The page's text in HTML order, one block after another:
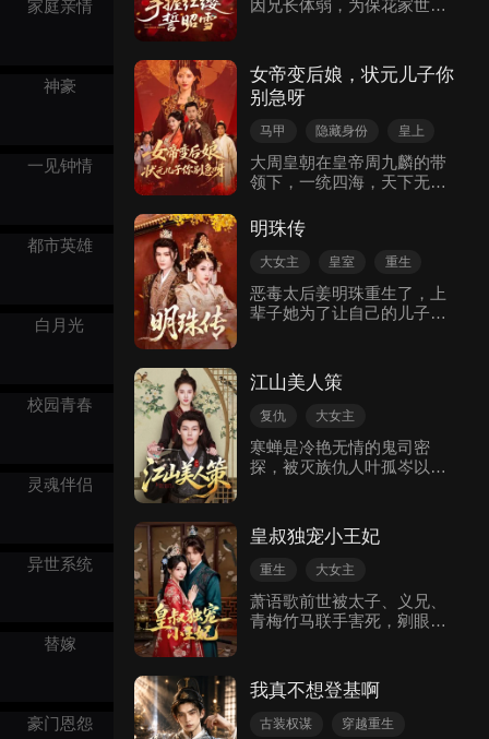
家庭亲情
神豪
一见钟情
都市英雄
白月光
校园青春
灵魂伴侣
异世系统
替嫁
豪门恩怨
古代言情
因兄长体弱，为保花家世袭
封将军之际，却遭兄长抢
功，被逼嫁人，含冤而死，
女主意外重生，成为当朝公
主，手持红缨抢，开启复仇
之旅。
女帝变后娘，状元儿子你
别急呀
马甲 隐藏身份
皇上
皇室
古装权谋
一夜情
追夫
大周皇朝在皇帝周九麟的带
领下，一统四海，天下无
国尽数称臣，周九麟被誉为
天可汗，然而周九麟却因为
醉心权势，忽略皇后，导致
权势，放下一切，带着儿子
归隐田园，不巧这一天，奉
发生一夜情，周九麟平静的
生活被打破。
明珠传
大女主 皇室
重生
宫斗
古装权谋
恶毒太后姜明珠重生了，上
辈子她为了让自己的儿子上
产，暗害小太子，每一次算
计，都是用自己生命把继子
的脑袋按在地上摩擦。 而她
儿，却在事败之时，背刺了
她，上辈子累死累活，这么
个悠闲太后。
江山美人策
复仇
大女主
古装权谋
寒蝉是冷艳无情的鬼司密
探，被灭族仇人叶孤岑以妹
王叶怀瑾温润如玉，早年曾
救过她，寒蝉于心不忍却身
不由己，被迫假意接近。叶
却处处护她，甚至愿放弃储
位求赐婚，让她深陷矛盾。
时，寒蝉惊觉真相：灭族真
凶竟是看似君子的叶怀瑾，
而叶孤岑大忠似奸，一直默
皇叔独宠小王妃
重生
大女主
古装权谋
嫡女 甜宠
萧语歌前世被太子、义兄、
青梅竹马联手害死，剜眼放
眼赎罪，设计青梅家破人
亡。复仇中救下霸道王爷千
霆轩，竟是儿时定情的“小叔
我真不想登基啊
古装权谋
穿越重生